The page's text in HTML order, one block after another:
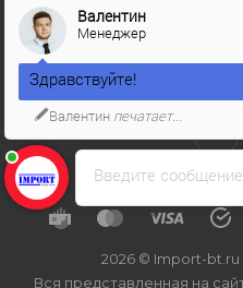
г. Москва,
2026 © Import-bt.ru
Вся представленная на
Введите сообщение
Валентин
Менеджер
Здравствуйте!
Валентин печатает...